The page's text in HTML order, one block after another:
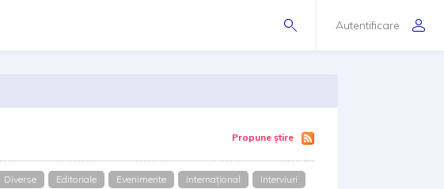
Autentificare
Propune știre
Diverse Editoriale Evenimente Internațional
Interviuri